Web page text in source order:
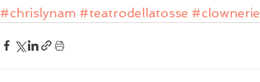
#chrislynam #teatrodellatosse #clownerie